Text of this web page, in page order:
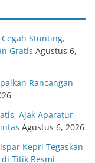
Stunting,
Gratis Agustus 6,
Rancangan
Ajak Aparatur
Agustus 6, 2026
Kepri Tegaskan
Titik Resmi